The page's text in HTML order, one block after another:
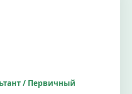
/ Первичный